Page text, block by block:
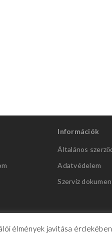
Információk
Általános
Adatvédelem
Szerviz
élmények javítása